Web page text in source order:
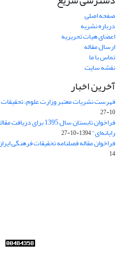
صفحه اصلی
درباره نشریه
اعضای هیات تحریریه
ارسال مقاله
تماس با ما
نقشه سایت
آخرین اخبار
فهرست نشریات معتبر وزارت علوم، تحقیقات و
10-27
فراخوان تابستان سال 1395
رایانه‌ای"1394-10-27
فراخوان مقاله فصلنامه تحقیقات فرهنگی ایران سال
14